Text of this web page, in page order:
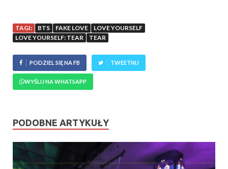
TAGI: BTS FAKE LOVE
LOVE YOURSELF
LOVE YOURSELF: TEAR
TEAR
PODZIEL SIĘ NA FB TWEETNIJ
WYŚLIJ NA WHATSAPP
PODOBNE ARTYKUŁY